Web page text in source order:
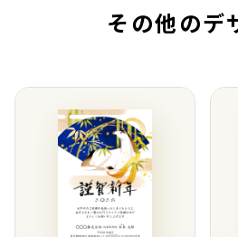
その他のデ